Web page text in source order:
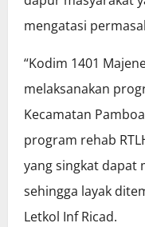
mengatasi
“Kodim 1401
melaksanakan
Kecamatan
program rehab
yang singkat dapat
sehingga layak
Letkol Inf Ricad.